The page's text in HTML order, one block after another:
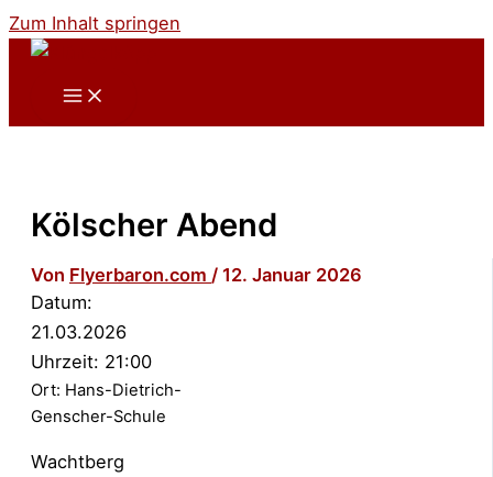
Zum Inhalt springen
Kölscher Abend
Von Flyerbaron.com / 12. Januar 2026
Datum:
21.03.2026
Uhrzeit: 21:00
Ort: Hans-Dietrich-
Genscher-Schule
Wachtberg